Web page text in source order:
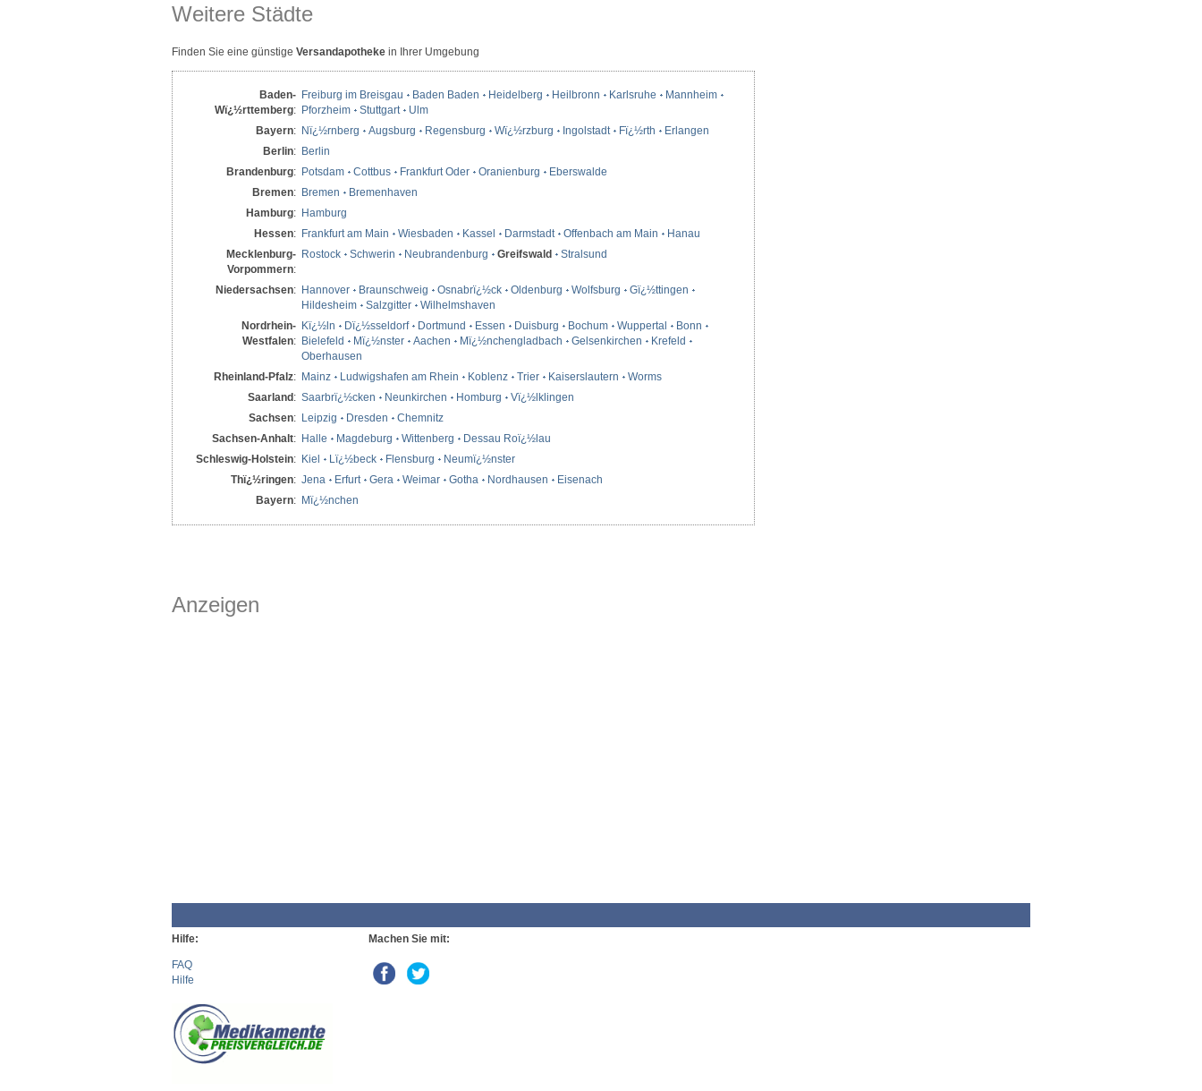
Weitere Städte
Finden Sie eine günstige Versandapotheke in Ihrer Umgebung
Baden-
Wï¿½rttemberg:
Freiburg im Breisgau Baden Baden Heidelberg Heilbronn Karlsruhe
Mannheim
Pforzheim
Stuttgart
Ulm
Bayern: Nï¿½rnberg Augsburg Regensburg Wï¿½rzburg Ingolstadt Fï¿½rth
Erlangen
Berlin: Berlin
Brandenburg: Potsdam Cottbus Frankfurt Oder Oranienburg
Eberswalde
Bremen: Bremen
Bremenhaven
Hamburg: Hamburg
Hessen: Frankfurt am Main Wiesbaden Kassel Darmstadt Offenbach am Main
Hanau
Mecklenburg-
Vorpommern:
Rostock Schwerin Neubrandenburg Greifswald Stralsund
Niedersachsen: Hannover Braunschweig Osnabrï¿½ck Oldenburg Wolfsburg
Gï¿½ttingen
Hildesheim
Salzgitter
Wilhelmshaven
Nordrhein-
Westfalen:
Kï¿½ln Dï¿½sseldorf Dortmund Essen Duisburg Bochum Wuppertal
Bonn
Bielefeld
Mï¿½nster Aachen Mï¿½nchengladbach Gelsenkirchen
Krefeld
Oberhausen
Rheinland-Pfalz: Mainz Ludwigshafen am Rhein Koblenz Trier Kaiserslautern
Worms
Saarland: Saarbrï¿½cken Neunkirchen Homburg
Vï¿½lklingen
Sachsen: Leipzig Dresden
Chemnitz
Sachsen-Anhalt: Halle Magdeburg Wittenberg
Dessau Roï¿½lau
Schleswig-Holstein: Kiel Lï¿½beck Flensburg
Neumï¿½nster
Thï¿½ringen: Jena Erfurt Gera Weimar Gotha Nordhausen
Eisenach
Bayern: Mï¿½nchen
Anzeigen
Hilfe:
FAQ
Hilfe
Machen Sie mit: